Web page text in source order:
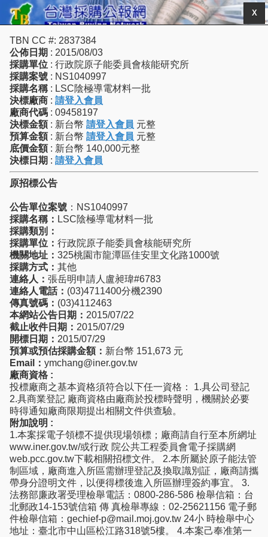
X
TBN CC #: 2837384
公佈日期 : 2015/08/03
採購單位 : 行政院原子能委員會核能研究所
採購案號 : NS1040997
採購名稱 : LSC陰極導電材料一批
決標廠商 : 請登入會員
廠商代碼 : 09458197
決標金額 : 新台幣 請登入會員 元整
預算金額 : 新台幣 請登入會員 元整
底價金額 : 新台幣 140,000元整
決標日期 : 請登入會員
原招標公告
公告單位案號 ：NS1040997
採購名稱： LSC陰極導電材料一批
採購類別：
採購單位： 行政院原子能委員會核能研究所
機關地址： 325桃園市龍潭區佳安里文化路1000號
採購方式： 其他
連絡人： 張岳明申請人盧昶瑋#6783
連絡人電話： (03)4711400分機2390
傳真號碼： (03)4112463
本網站公告日期： 2015/07/22
截止收件日期： 2015/07/29
開標日期： 2015/07/29
預算或預估採購金額： 新台幣 151,673 元
Email： ymchang@iner.gov.tw
廠商資格 :
投標廠商之基本資格須符合以下任一資格： 1.具公司登記
2.具商業登記 廠商資格由廠商於投標時聲明，機關於必要
時得通知廠商限期提出相關文件供查驗。
附加說明 :
1.本案採電子領標不提供現場領標；廠商請自行至本所網址
www.iner.gov.tw/或行政 院公共工程委員會電子採購網
web.pcc.gov.tw下載相關招標文件。 2.本所屬於原子能法管
制區域，廠商進入所區需辦理登記及換取識別証，廠商請攜
帶身分證明文件，以便得標後進入所區辦理簽約事宜。 3.
法務部廉政署受理檢舉電話：0800-286-586 檢舉信箱：台
北郵政14-153號信箱 傳 真檢舉專線：02-25621156 電子郵
件檢舉信箱：gechief-p@mail.moj.gov.tw 24小 時檢舉中心
地址：臺北市中山區松江路318號5樓。 4.本案己奉准第一